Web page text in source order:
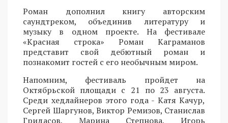
Роман дополнил книгу авторским
саундтреком, объединив литературу и
музыку в одном проекте. На фестивале
«Красная строка» Роман Каграманов
представит свой дебютный роман и
познакомит гостей с его необычным миром.
Напомним, фестиваль пройдет на
Октябрьской площади с 21 по 23 августа.
Среди хедлайнеров этого года - Катя Качур,
Сергей Шаргунов, Виктор Ремизов, Станислав
Гридасов, Марина Степнова, Игорь